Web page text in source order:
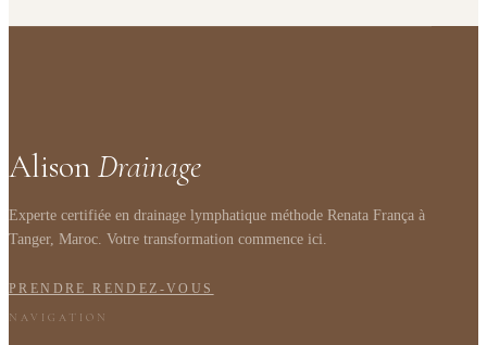
AlisonDrainage
Experte certifiée en drainage lymphatique méthode Renata França à
Tanger, Maroc. Votre transformation commence ici.
PRENDRE RENDEZ-VOUS
NAVIGATION